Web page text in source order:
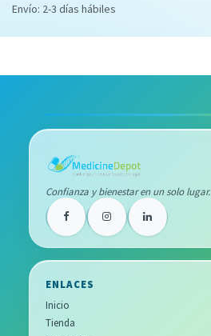
Envío: 2-3 días hábiles
Confianza y bienestar en un solo lugar.
ENLACES
Inicio
Tienda